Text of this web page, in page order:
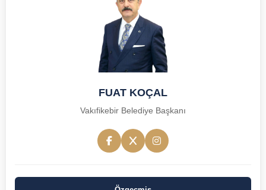
FUAT KOÇAL
Vakıfikebir Belediye Başkanı